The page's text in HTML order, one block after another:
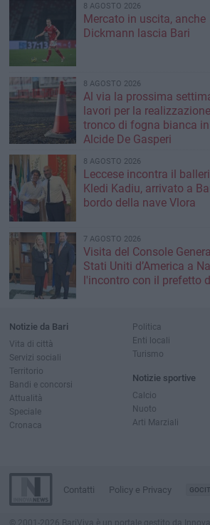
8 AGOSTO 2026
Mercato in uscita, anche
Dickmann lascia Bari
8 AGOSTO 2026
Al via la prossima
lavori per la
tronco di fogna bianca
Alcide De Gasperi
8 AGOSTO 2026
Leccese incontra il
Kledi Kadiu, arrivato a
bordo della nave Vlora
7 AGOSTO 2026
Visita del Console
Stati Uniti d’America a
l'incontro con il prefetto
Notizie da Bari
Vita di città
Servizi sociali
Territorio
Bandi e concorsi
Attualità
Speciale
Cronaca
Politica
Enti locali
Turismo
Notizie sportive
Calcio
Nuoto
Arti Marziali
Contatti Policy e Privacy
© 2001-2026 BariViva è un portale gestito da